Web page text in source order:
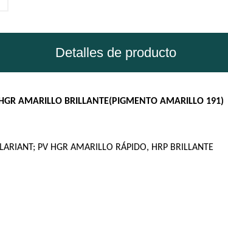
Detalles de producto